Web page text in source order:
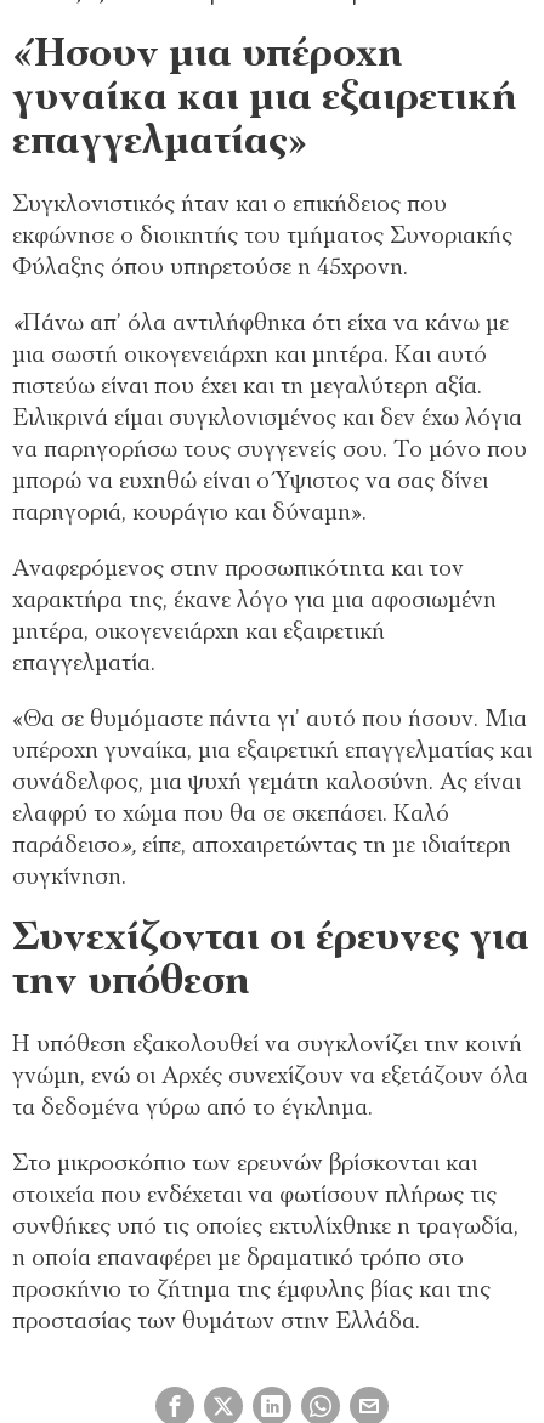
«Ήσουν μια υπέροχη
γυναίκα και μια εξαιρετική
επαγγελματίας»
Συγκλονιστικός ήταν και ο επικήδειος που
εκφώνησε ο διοικητής του τμήματος Συνοριακής
Φύλαξης όπου υπηρετούσε η 45χρονη.
«Πάνω απ’ όλα αντιλήφθηκα ότι είχα να κάνω με
μια σωστή οικογενειάρχη και μητέρα. Και αυτό
πιστεύω είναι που έχει και τη μεγαλύτερη αξία.
Ειλικρινά είμαι συγκλονισμένος και δεν έχω λόγια
να παρηγορήσω τους συγγενείς σου. Το μόνο που
μπορώ να ευχηθώ είναι ο Ύψιστος να σας δίνει
παρηγοριά, κουράγιο και δύναμη».
Αναφερόμενος στην προσωπικότητα και τον
χαρακτήρα της, έκανε λόγο για μια αφοσιωμένη
μητέρα, οικογενειάρχη και εξαιρετική
επαγγελματία.
«Θα σε θυμόμαστε πάντα γι’ αυτό που ήσουν. Μια
υπέροχη γυναίκα, μια εξαιρετική επαγγελματίας και
συνάδελφος, μια ψυχή γεμάτη καλοσύνη. Ας είναι
ελαφρύ το χώμα που θα σε σκεπάσει. Καλό
παράδεισο», είπε, αποχαιρετώντας τη με ιδιαίτερη
συγκίνηση.
Συνεχίζονται οι έρευνες για
την υπόθεση
Η υπόθεση εξακολουθεί να συγκλονίζει την κοινή
γνώμη, ενώ οι Αρχές συνεχίζουν να εξετάζουν όλα
τα δεδομένα γύρω από το έγκλημα.
Στο μικροσκόπιο των ερευνών βρίσκονται και
στοιχεία που ενδέχεται να φωτίσουν πλήρως τις
συνθήκες υπό τις οποίες εκτυλίχθηκε η τραγωδία,
η οποία επαναφέρει με δραματικό τρόπο στο
προσκήνιο το ζήτημα της έμφυλης βίας και της
προστασίας των θυμάτων στην Ελλάδα.